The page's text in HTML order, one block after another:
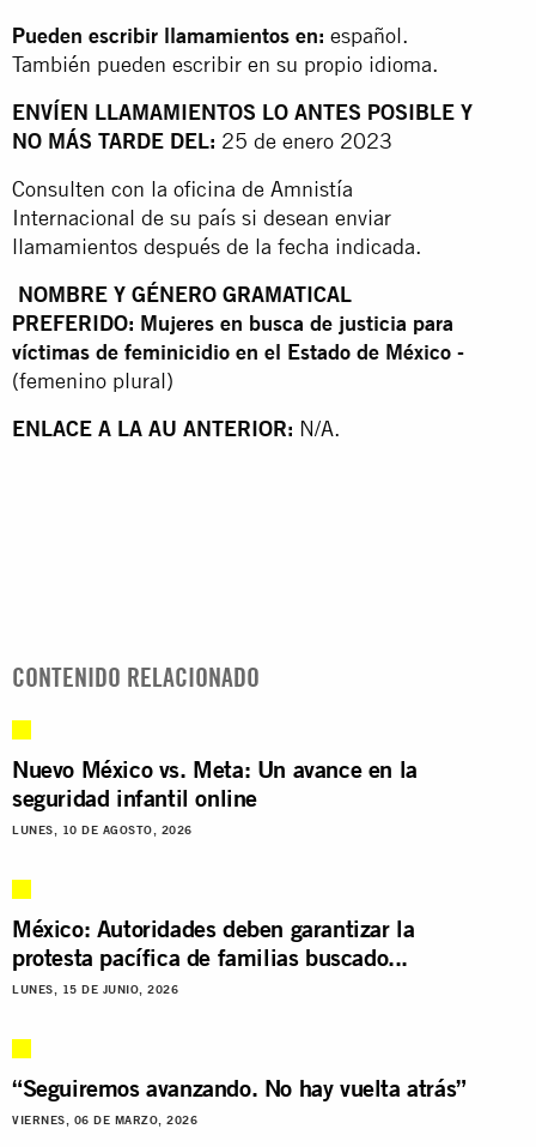
Pueden escribir llamamientos en: español.
También pueden escribir en su propio idioma.
ENVÍEN LLAMAMIENTOS LO ANTES POSIBLE Y
NO MÁS TARDE DEL: 25 de enero 2023
Consulten con la oficina de Amnistía
Internacional de su país si desean enviar
llamamientos después de la fecha indicada.
NOMBRE Y GÉNERO GRAMATICAL
PREFERIDO: Mujeres en busca de justicia para
víctimas de feminicidio en el Estado de México -
(femenino plural)
ENLACE A LA AU ANTERIOR: N/A.
CONTENIDO RELACIONADO
Nuevo México vs. Meta: Un avance en la
seguridad infantil online
LUNES, 10 DE AGOSTO, 2026
México: Autoridades deben garantizar la
protesta pacífica de familias buscado...
LUNES, 15 DE JUNIO, 2026
“Seguiremos avanzando. No hay vuelta atrás”
VIERNES, 06 DE MARZO, 2026